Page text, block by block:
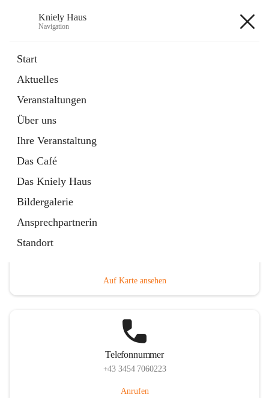
Kniely Haus
Navigation
Start
Aktuelles
Veranstaltungen
Über uns
Ihre Veranstaltung
Das Café
Das Kniely Haus
Bildergalerie
Ansprechpartnerin
Standort
Externe Webseite
in
Tab
Ö-Ticket
Externe Webseite
öffnet
in
neuem
Tab
Arnfelser Straße 10, 8463 Leutschach an der Weinstraße,
Auf Karte ansehen
Telefonnummer
+43 3454 7060223
Anrufen